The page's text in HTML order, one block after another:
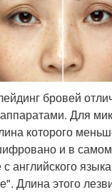
бровей
Для
которого
и в
английского
Длина этого